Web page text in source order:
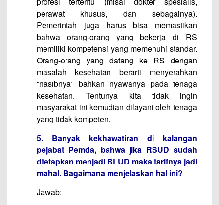
perawat khusus, dan sebagainya).
Pemerintah juga harus bisa memastikan
bahwa orang-orang yang bekerja di RS
memiliki kompetensi yang memenuhi standar.
Orang-orang yang datang ke RS dengan
masalah kesehatan berarti menyerahkan
“nasibnya” bahkan nyawanya pada tenaga
kesehatan. Tentunya kita tidak ingin
masyarakat ini kemudian dilayani oleh tenaga
yang tidak kompeten.
5. Banyak kekhawatiran di kalangan
pejabat Pemda, bahwa jika RSUD sudah
dtetapkan menjadi BLUD maka tarifnya jadi
mahal. Bagaimana menjelaskan hal ini?
Jawab: